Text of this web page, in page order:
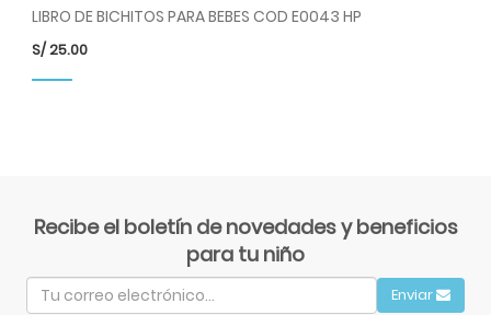
LIBRO DE BICHITOS PARA BEBES COD E0043 HP
S/25.00
Recibe el boletín de novedades y beneficios
para tu niño
Enviar